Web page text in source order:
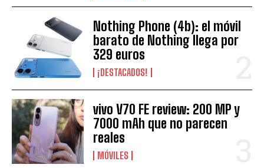
Nothing Phone (4b): el móvil
barato de Nothing llega por
329 euros
¡DESTACADOS!
vivo V70 FE review: 200 MP y
7000 mAh que no parecen
reales
MÓVILES